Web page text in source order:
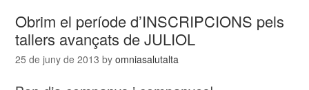
Obrim el període d’INSCRIPCIONS pels
tallers avançats de JULIOL
25 de juny de 2013 byomniasalutalta